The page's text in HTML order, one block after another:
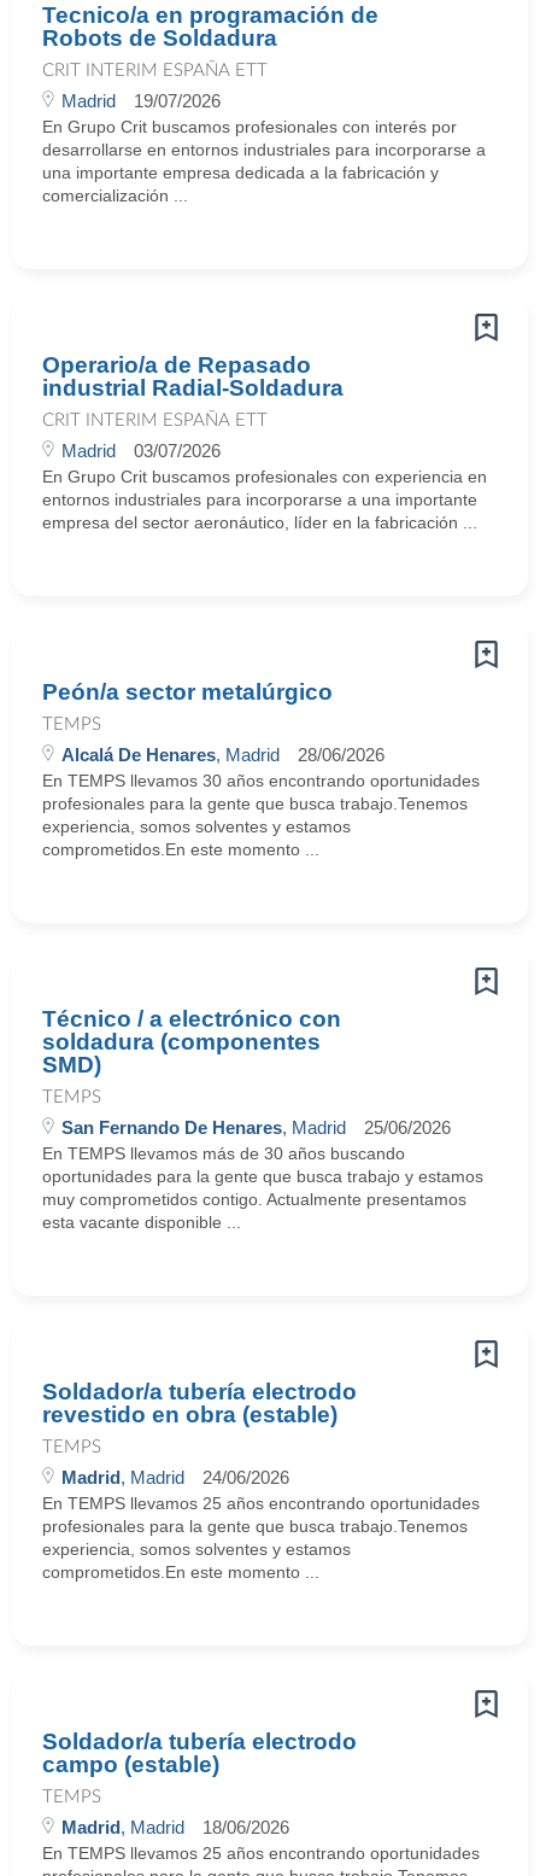
Tecnico/a en programación de
Robots de Soldadura
CRIT INTERIM ESPAÑA ETT
Madrid 19/07/2026
En Grupo Crit buscamos profesionales con interés por
desarrollarse en entornos industriales para incorporarse a
una importante empresa dedicada a la fabricación y
comercialización ...
Operario/a de Repasado
industrial Radial-Soldadura
CRIT INTERIM ESPAÑA ETT
Madrid 03/07/2026
En Grupo Crit buscamos profesionales con experiencia en
entornos industriales para incorporarse a una importante
empresa del sector aeronáutico, líder en la fabricación ...
Peón/a sector metalúrgico
TEMPS
Alcalá De Henares, Madrid 28/06/2026
En TEMPS llevamos 30 años encontrando oportunidades
profesionales para la gente que busca trabajo.Tenemos
experiencia, somos solventes y estamos
comprometidos.En este momento ...
Técnico / a electrónico con
soldadura (componentes
SMD)
TEMPS
San Fernando De Henares, Madrid 25/06/2026
En TEMPS llevamos más de 30 años buscando
oportunidades para la gente que busca trabajo y estamos
muy comprometidos contigo. Actualmente presentamos
esta vacante disponible ...
Soldador/a tubería electrodo
revestido en obra (estable)
TEMPS
Madrid, Madrid 24/06/2026
En TEMPS llevamos 25 años encontrando oportunidades
profesionales para la gente que busca trabajo.Tenemos
experiencia, somos solventes y estamos
comprometidos.En este momento ...
Soldador/a tubería electrodo
campo (estable)
TEMPS
Madrid, Madrid 18/06/2026
En TEMPS llevamos 25 años encontrando oportunidades